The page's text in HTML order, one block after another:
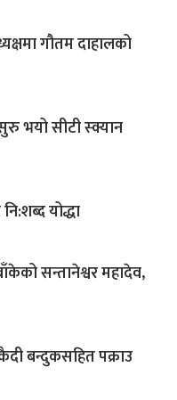
गौतम दाहालको
भयो सीटी स्क्यान
योद्धा
सन्तानेश्वर महादेव,
बन्दुकसहित पक्राउ